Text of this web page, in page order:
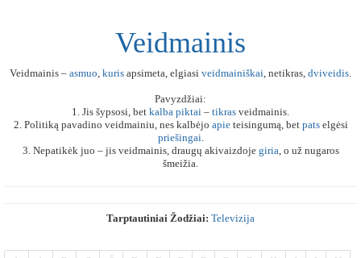
Veidmainis
Veidmainis – asmuo, kuris apsimeta, elgiasi veidmainiškai, netikras, dviveidis.
Pavyzdžiai:
1. Jis šypsosi, bet kalba piktai – tikras veidmainis.
2. Politiką pavadino veidmainiu, nes kalbėjo apieteisingumą, bet patselgėsi
priešingai.
3. Nepatikėk juo – jis veidmainis, draugų akivaizdoje giria, o už nugaros
šmeižia.
Tarptautiniai Žodžiai: Televizija